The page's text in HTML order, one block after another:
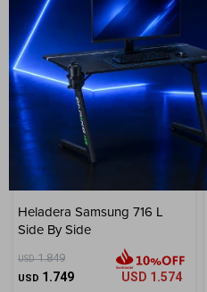
5
Heladera Samsung 716 L
Side By Side
USD 1.849
USD 1.749 USD 1.574